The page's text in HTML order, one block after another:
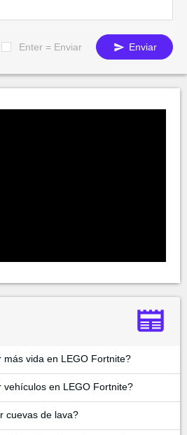
Enter = Enviar Enviar
más vida en LEGO Fortnite?
vehículos en LEGO Fortnite?
cuevas de lava?